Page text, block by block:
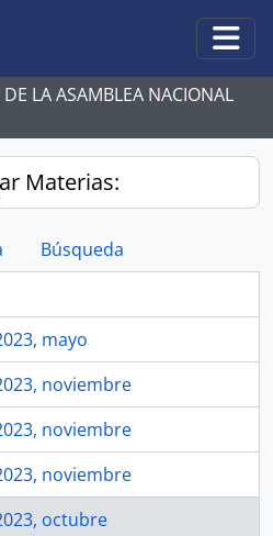
LA ASAMBLEA NACIONAL
Materias:
Búsqueda
mayo
noviembre
noviembre
noviembre
octubre